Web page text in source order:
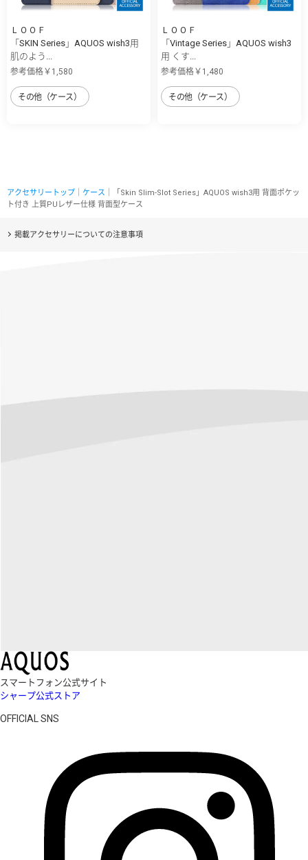
ＬＯＯＦ
「SKIN Series」AQUOS wish3用
肌のよう...
参考価格￥1,580
その他（ケース）
ＬＯＯＦ
「Vintage Series」AQUOS wish3
用 くす...
参考価格￥1,480
その他（ケース）
アクセサリートップ ケース ｜「Skin Slim-Slot Series」AQUOS wish3用 背面ポケッ
ト付き 上質PUレザー仕様 背面型ケース
掲載アクセサリーについての注意事項
スマートフォン公式サイト
シャープ公式ストア
OFFICIAL SNS